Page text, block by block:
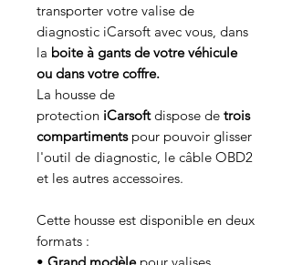
transporter votre valise de
diagnostic iCarsoft avec vous, dans
la boite à gants de votre véhicule
ou dans votre coffre.
La housse de
protection iCarsoftdispose de trois
compartimentspour pouvoir glisser
l'outil de diagnostic, le câble OBD2
et les autres accessoires.
Cette housse est disponible en deux
formats :